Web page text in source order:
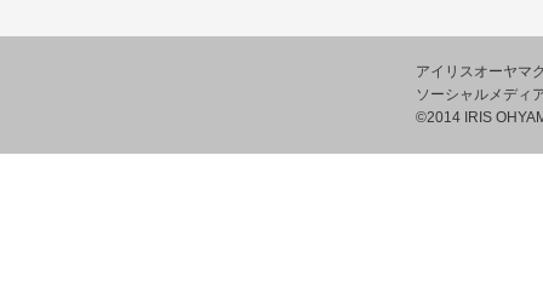
アイリスオーヤマ
ソーシャルメディ
©2014 IRIS